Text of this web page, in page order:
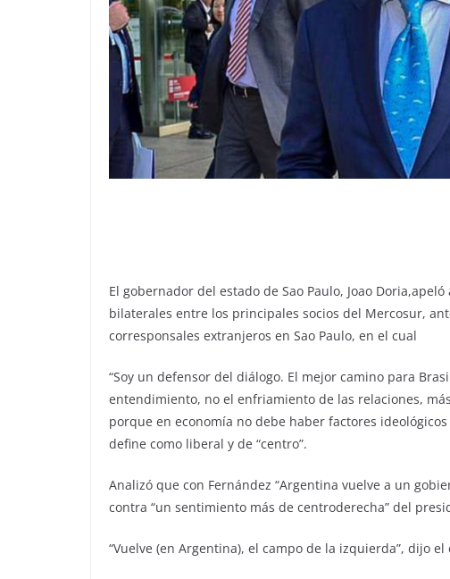
El gobernador del estado de Sao Paulo, Joao
bilaterales entre los principales socios del Mercosur,
corresponsales extranjeros en Sao Paulo, en el cual
“Soy un defensor del diálogo. El mejor camino para
entendimiento, no el enfriamiento de las relaciones,
porque en economía no debe haber factores
define como liberal y de “centro”.
Analizó que con Fernández “Argentina vuelve a un
contra “un sentimiento más de centroderecha” del
“Vuelve (en Argentina), el campo de la izquierda”, dijo